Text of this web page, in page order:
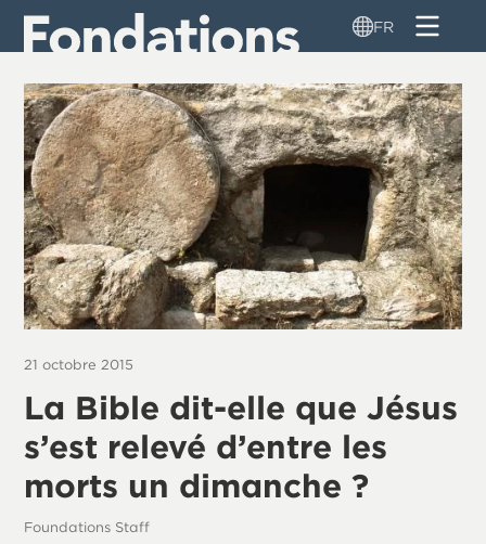
Aller
principal
FR
21 octobre 2015
La Bible dit-elle que Jésus
s’est relevé d’entre les
morts un dimanche ?
Foundations Staff